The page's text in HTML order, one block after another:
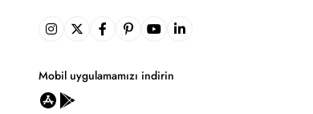
Mobil uygulamamızı indirin